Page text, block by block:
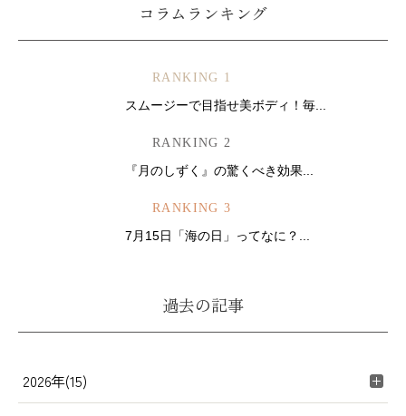
コラムランキング
RANKING 1
スムージーで目指せ美ボディ！毎...
RANKING 2
『月のしずく』の驚くべき効果...
RANKING 3
7月15日「海の日」ってなに？...
過去の記事
2026年(15)